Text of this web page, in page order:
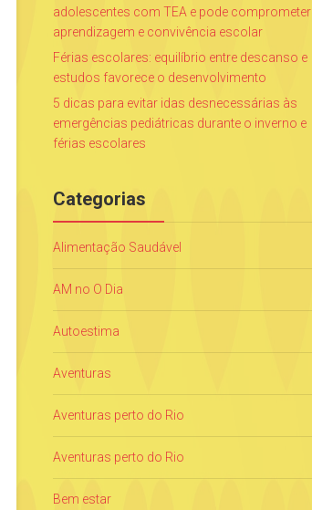
adolescentes com TEA e pode comprometer
aprendizagem e convivência escolar
Férias escolares: equilíbrio entre descanso e
estudos favorece o desenvolvimento
5 dicas para evitar idas desnecessárias às
emergências pediátricas durante o inverno e
férias escolares
Categorias
Alimentação Saudável
AM no O Dia
Autoestima
Aventuras
Aventuras perto do Rio
Aventuras perto do Rio
Bem estar